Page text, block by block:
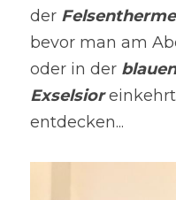
der Felsentherme
bevor man am
oder in der
Exselsior
entdecken...